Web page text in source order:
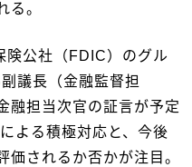
る。
険公社（FDIC）のグル
議長（金融監督担
融担当次官の証言が予定
よる積極対応と、今後
価されるか否かが注目。